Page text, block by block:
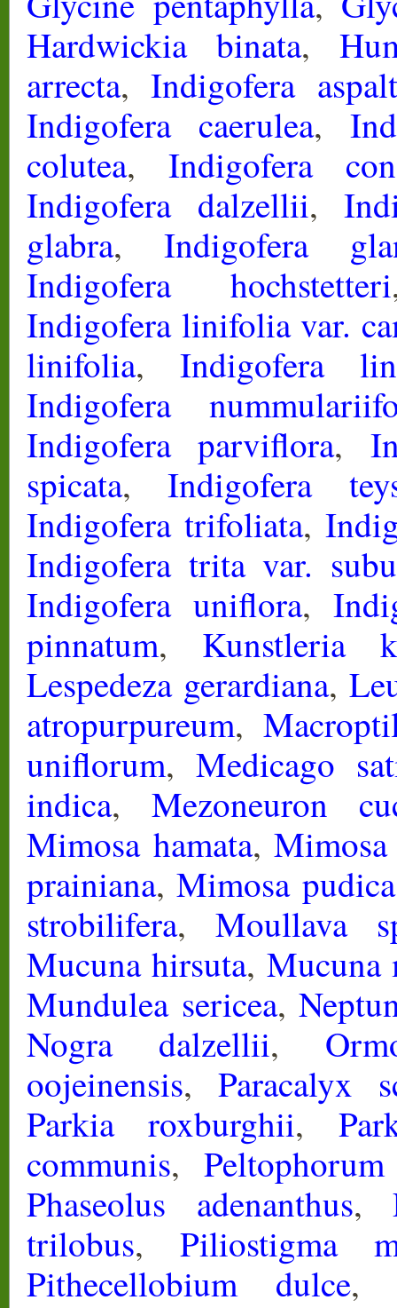
Hardwickia binata,
arrecta,Indigofera
Indigofera caerulea,
colutea, Indigofera
Indigofera dalzellii,
glabra, Indigofera
Indigofera hochstetteri
Indigofera linifolia var.
linifolia, Indigofera
Indigofera
Indigofera parviflora,
spicata,Indigofera
Indigofera trifoliata,
Indigofera trita var.
Indigofera uniflora,
pinnatum, Kunstleria
Lespedeza gerardiana,
atropurpureum,
uniflorum, Medicago
indica, Mezoneuron
Mimosa hamata,
prainiana,Mimosa pudica
strobilifera, Moullava
Mucuna hirsuta, Mucuna
Mundulea sericea,
Nogra dalzellii,
oojeinensis, Paracalyx
Parkia roxburghii,
communis,
Phaseolus adenanthus,
trilobus, Piliostigma
Pithecellobium dulce,